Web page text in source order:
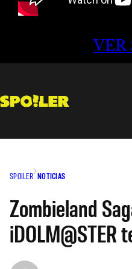
VER
SPOILER NOTICIAS
Zombieland
iDOLM@STER